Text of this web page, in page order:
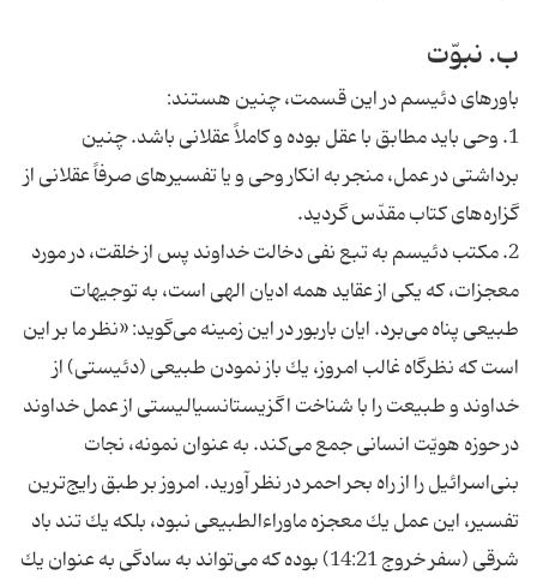
ب. نبوّت‌
باورهاى دئيسم در اين قسمت، چنين هستند:
1. وحى بايد مطابق با عقل بوده و كاملاً عقلانى باشد. چنين
برداشتى در عمل، منجر به انكار وحى و يا تفسيرهاى صرفاً عقلانى از
گزاره‌هاى كتاب مقدّس گرديد.
2. مكتب دئيسم به تبع نفى دخالت خداوند پس از خلقت، در مورد
معجزات، كه يكى از عقايد همه اديان الهى است، به توجيهات
طبيعى پناه مى‌برد. ايان باربور در اين زمينه مى‌گويد: «نظر ما بر اين
است كه نظرگاه غالب امروز، يك باز نمودن طبيعى (دئيستى) از
خداوند و طبيعت را با شناخت اگزيستانسياليستى از عمل خداوند
در حوزه هويّت انسانى جمع مى‌كند. به عنوان نمونه، نجات
بنى‌اسرائيل را از راه بحر احمر در نظر آوريد. امروز بر طبق رايج‌ترين
تفسير، اين عمل يك معجزه ماوراءالطبيعى نبود، بلكه يك تند باد
شرقى (سفر خروج 14:21) بوده كه مى‌تواند به سادگى به عنوان يك